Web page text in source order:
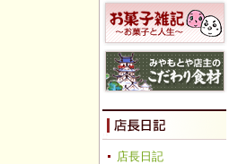
店長日記